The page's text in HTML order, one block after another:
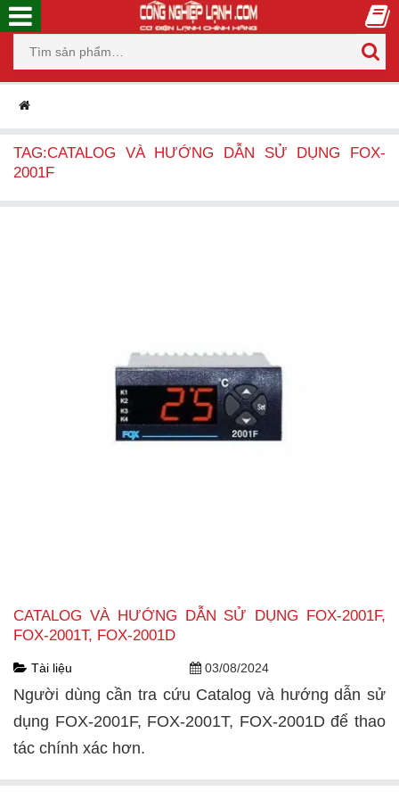
TAG:CATALOG VÀ HƯỚNG DẪN SỬ DỤNG FOX-
2001F
CATALOG VÀ HƯỚNG DẪN SỬ DỤNG FOX-2001F,
FOX-2001T, FOX-2001D
Tài liệu 03/08/2024
Người dùng cần tra cứu Catalog và hướng dẫn sử
dụng FOX-2001F, FOX-2001T, FOX-2001D để thao
tác chính xác hơn.